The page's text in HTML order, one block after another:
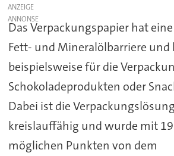
ANZEIGE
Das Verpackungspapier hat
Fett- und Mineralölbarriere
beispielsweise für die
Schokoladeprodukten oder
Dabei ist die
kreislauffähig und wurde mit
möglichen Punkten von dem